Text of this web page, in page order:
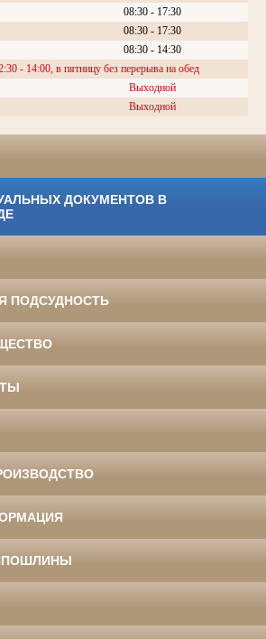
08:30 - 17:30
08:30 - 17:30
08:30 - 14:30
- 14:00, в пятницу без перерыва на обед
Выходной
Выходной
ДОКУМЕНТОВ В
ПОДСУДНОСТЬ